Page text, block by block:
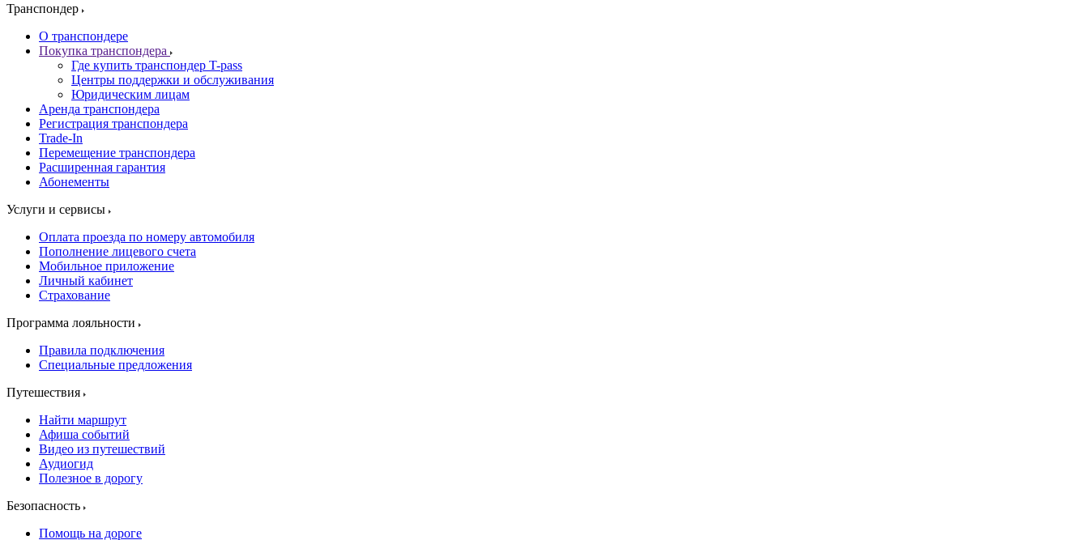
Транспондер
О транспондере
Покупка транспондера
Где купить транспондер T-pass
Центры поддержки и обслуживания
Юридическим лицам
Аренда транспондера
Регистрация транспондера
Trade-In
Перемещение транспондера
Расширенная гарантия
Абонементы
Услуги и сервисы
Оплата проезда по номеру автомобиля
Пополнение лицевого счета
Мобильное приложение
Личный кабинет
Страхование
Программа лояльности
Правила подключения
Специальные предложения
Путешествия
Найти маршрут
Афиша событий
Видео из путешествий
Аудиогид
Полезное в дорогу
Безопасность
Помощь на дороге